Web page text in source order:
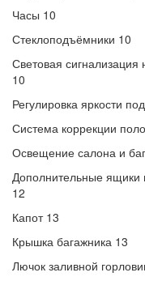
Часы 10
Стеклоподъёмники 10
Световая
10
Регулировка яркости
Система коррекции
Освещение салона и
Дополнительные ящики
12
Капот 13
Крышка багажника 13
Лючок заливной